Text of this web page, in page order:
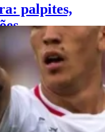
palpites,
–
06)